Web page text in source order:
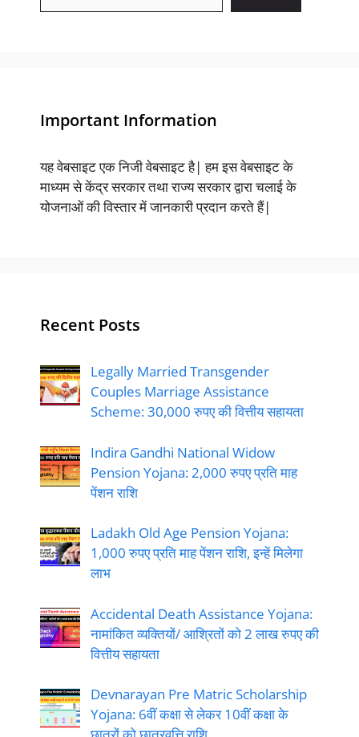
Important Information
यह वेबसाइट एक निजी वेबसाइट है| हम इस वेबसाइट के
माध्यम से केंद्र सरकार तथा राज्य सरकार द्वारा चलाई के
योजनाओं की विस्तार में जानकारी प्रदान करते हैं|
Recent Posts
Legally Married Transgender
Couples Marriage Assistance
Scheme: 30,000 रुपए की वित्तीय सहायता
Indira Gandhi National Widow
Pension Yojana: 2,000 रुपए प्रति माह
पेंशन राशि
Ladakh Old Age Pension Yojana:
1,000 रुपए प्रति माह पेंशन राशि, इन्हें मिलेगा
लाभ
Accidental Death Assistance Yojana:
नामांकित व्यक्तियों/ आश्रितों को 2 लाख रुपए की
वित्तीय सहायता
Devnarayan Pre Matric Scholarship
Yojana: 6वीं कक्षा से लेकर 10वीं कक्षा के